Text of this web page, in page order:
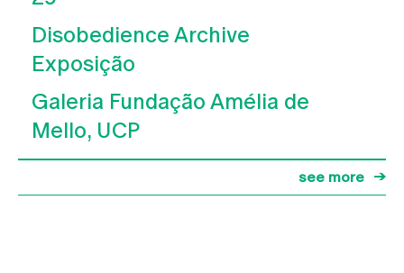
Disobedience Archive
Exposição
Galeria Fundação Amélia de
Mello, UCP
see more